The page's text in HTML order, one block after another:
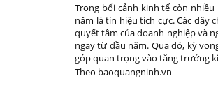
Trong bối cảnh kinh tế còn
năm là tín hiệu tích cực. Các dây
quyết tâm của doanh nghiệp và
ngay từ đầu năm. Qua đó, kỳ
góp quan trọng vào tăng trưởng
Theo baoquangninh.vn